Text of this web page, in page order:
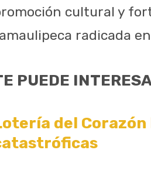
cultural y
radicada
PUEDE
del